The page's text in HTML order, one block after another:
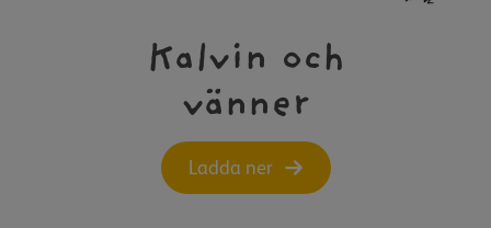
Kalvin och
vänner
Ladda ner